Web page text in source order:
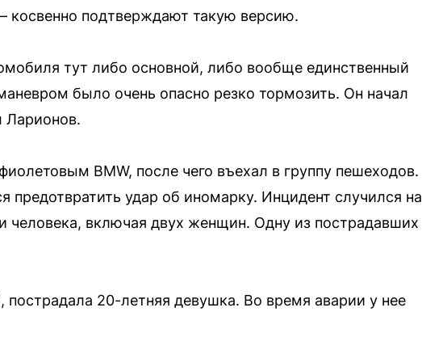
косвенно подтверждают такую версию.
тут либо основной, либо вообще единственный
было очень опасно резко тормозить. Он начал
Ларионов.
BMW, после чего въехал в группу пешеходов.
предотвратить удар об иномарку. Инцидент случился на
человека, включая двух женщин. Одну из пострадавших
пострадала 20-летняя девушка. Во время аварии у нее